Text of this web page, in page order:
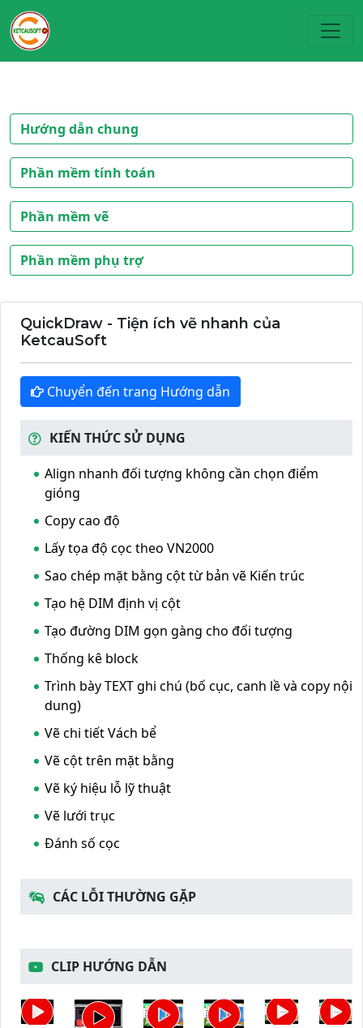
Hướng dẫn chung
Phần mềm tính toán
Phần mềm vẽ
Phần mềm phụ trợ
QuickDraw - Tiện ích vẽ nhanh của
KetcauSoft
Chuyển đến trang Hướng dẫn
KIẾN THỨC SỬ DỤNG
Align nhanh đối tượng không cần chọn điểm
gióng
Copy cao độ
Lấy tọa độ cọc theo VN2000
Sao chép mặt bằng cột từ bản vẽ Kiến trúc
Tạo hệ DIM định vị cột
Tạo đường DIM gọn gàng cho đối tượng
Thống kê block
Trình bày TEXT ghi chú (bố cục, canh lề và copy nội
dung)
Vẽ chi tiết Vách bể
Vẽ cột trên mặt bằng
Vẽ ký hiệu lỗ lỹ thuật
Vẽ lưới trục
Đánh số cọc
CÁC LỖI THƯỜNG GẶP
CLIP HƯỚNG DẪN